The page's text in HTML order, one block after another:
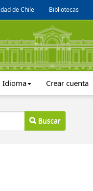
de Chile Bibliotecas
Idioma Crear cuenta
Buscar